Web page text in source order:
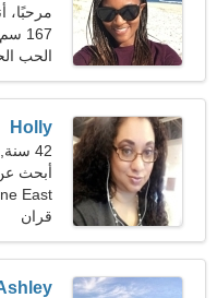
مرحبًا،
(114 رطلا)
الحب
Holly
42 سنة, برج العقرب
أبحث
East
قران